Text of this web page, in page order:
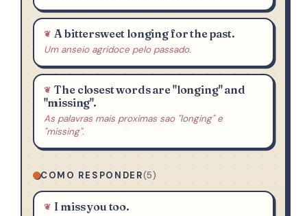
A bittersweet longing for the past.
Um anseio agridoce pelo passado.
The closest words are "longing" and
"missing".
As palavras mais proximas sao "longing" e
"missing".
COMO RESPONDER(5)
I miss you too.